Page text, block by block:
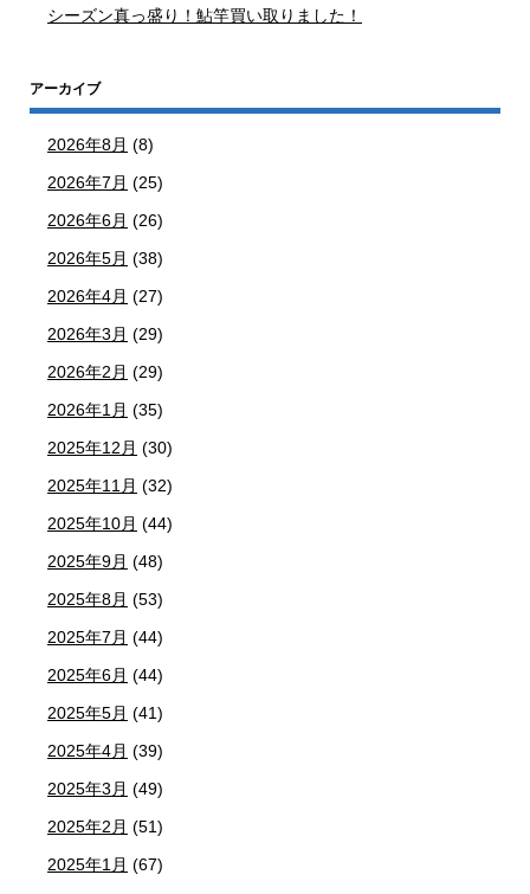
シーズン真っ盛り！鮎竿買い取りました！
アーカイブ
2026年8月 (8)
2026年7月 (25)
2026年6月 (26)
2026年5月 (38)
2026年4月 (27)
2026年3月 (29)
2026年2月 (29)
2026年1月 (35)
2025年12月 (30)
2025年11月 (32)
2025年10月 (44)
2025年9月 (48)
2025年8月 (53)
2025年7月 (44)
2025年6月 (44)
2025年5月 (41)
2025年4月 (39)
2025年3月 (49)
2025年2月 (51)
2025年1月 (67)